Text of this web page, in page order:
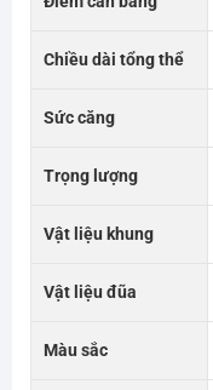
Chiều dài tổng thể
Sức căng
Trọng lượng
Vật liệu khung
Vật liệu đũa
Màu sắc